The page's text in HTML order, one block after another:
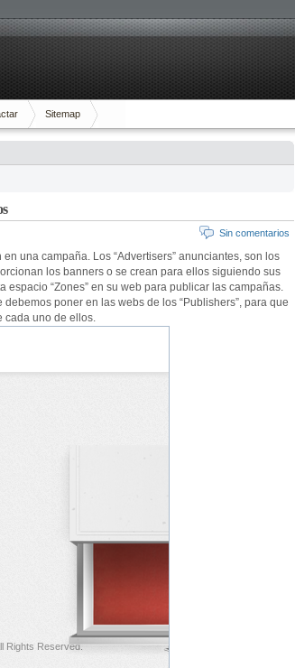
Sitemap
Sin comentarios
una campaña. Los “Advertisers” anunciantes, son los
los banners o se crean para ellos siguiendo sus
espacio “Zones” en su web para publicar las campañas.
poner en las webs de los “Publishers”, para que
cada uno de ellos.